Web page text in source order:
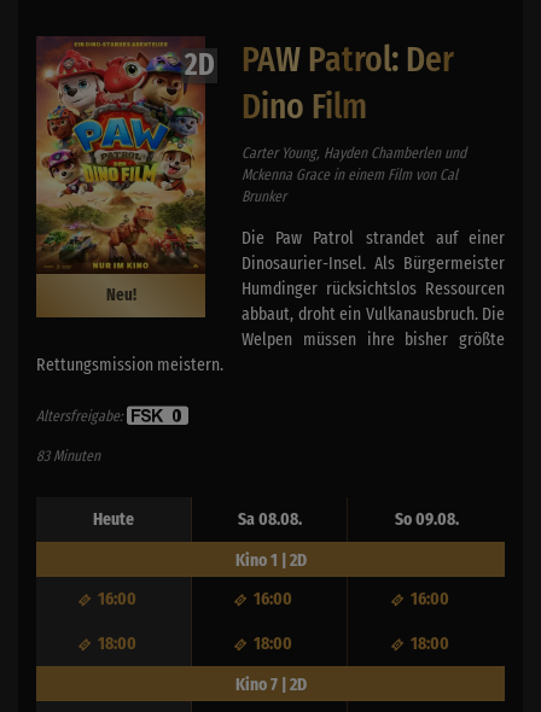
2D
Neu!
PAW Patrol: Der
Dino Film
Carter Young, Hayden Chamberlen und
Mckenna Grace in einem Film von Cal
Brunker
Die Paw Patrol strandet auf einer
Dinosaurier-Insel. Als Bürgermeister
Humdinger rücksichtslos Ressourcen
abbaut, droht ein Vulkanausbruch. Die
Welpen müssen ihre bisher größte
Rettungsmission meistern.
Altersfreigabe:
83 Minuten
Heute Sa 08.08. So 09.08.
16:00 16:00 16:00
18:00 18:00 18:00
Kino 1 | 2D
Kino 7 | 2D